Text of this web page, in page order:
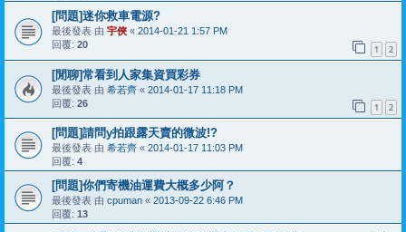
[問題]迷你救車電源?
最後發表 由 宇俠 « 2014-01-21 1:57 PM
回覆: 20 1 2
[閒聊]常看到人家集資買彩券
最後發表 由 希若齊 « 2014-01-17 11:18 PM
回覆: 26 1 2
[問題]請問y拍跟露天賣的微波!?
最後發表 由 希若齊 « 2014-01-17 11:03 PM
回覆: 4
[問題]你們寄機油運費大概多少阿？
最後發表 由 cpuman « 2013-09-22 6:46 PM
回覆: 13